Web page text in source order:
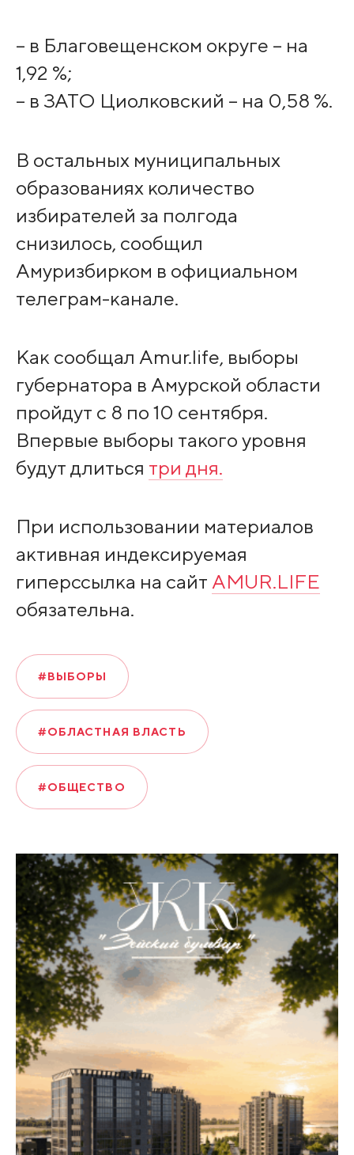
– в Благовещенском округе – на
1,92 %;
– в ЗАТО Циолковский – на 0,58 %.
В остальных муниципальных
образованиях количество
избирателей за полгода
снизилось, сообщил
Амуризбирком в официальном
телеграм-канале.
Как сообщал Amur.life, выборы
губернатора в Амурской области
пройдут с 8 по 10 сентября.
Впервые выборы такого уровня
будут длиться три дня.
При использовании материалов
активная индексируемая
гиперссылка на сайт AMUR.LIFE
обязательна.
#ВЫБОРЫ
#ОБЛАСТНАЯ ВЛАСТЬ
#ОБЩЕСТВО